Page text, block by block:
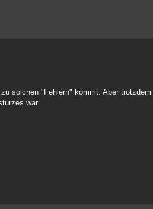
solchen "Fehlern" kommt. Aber
war